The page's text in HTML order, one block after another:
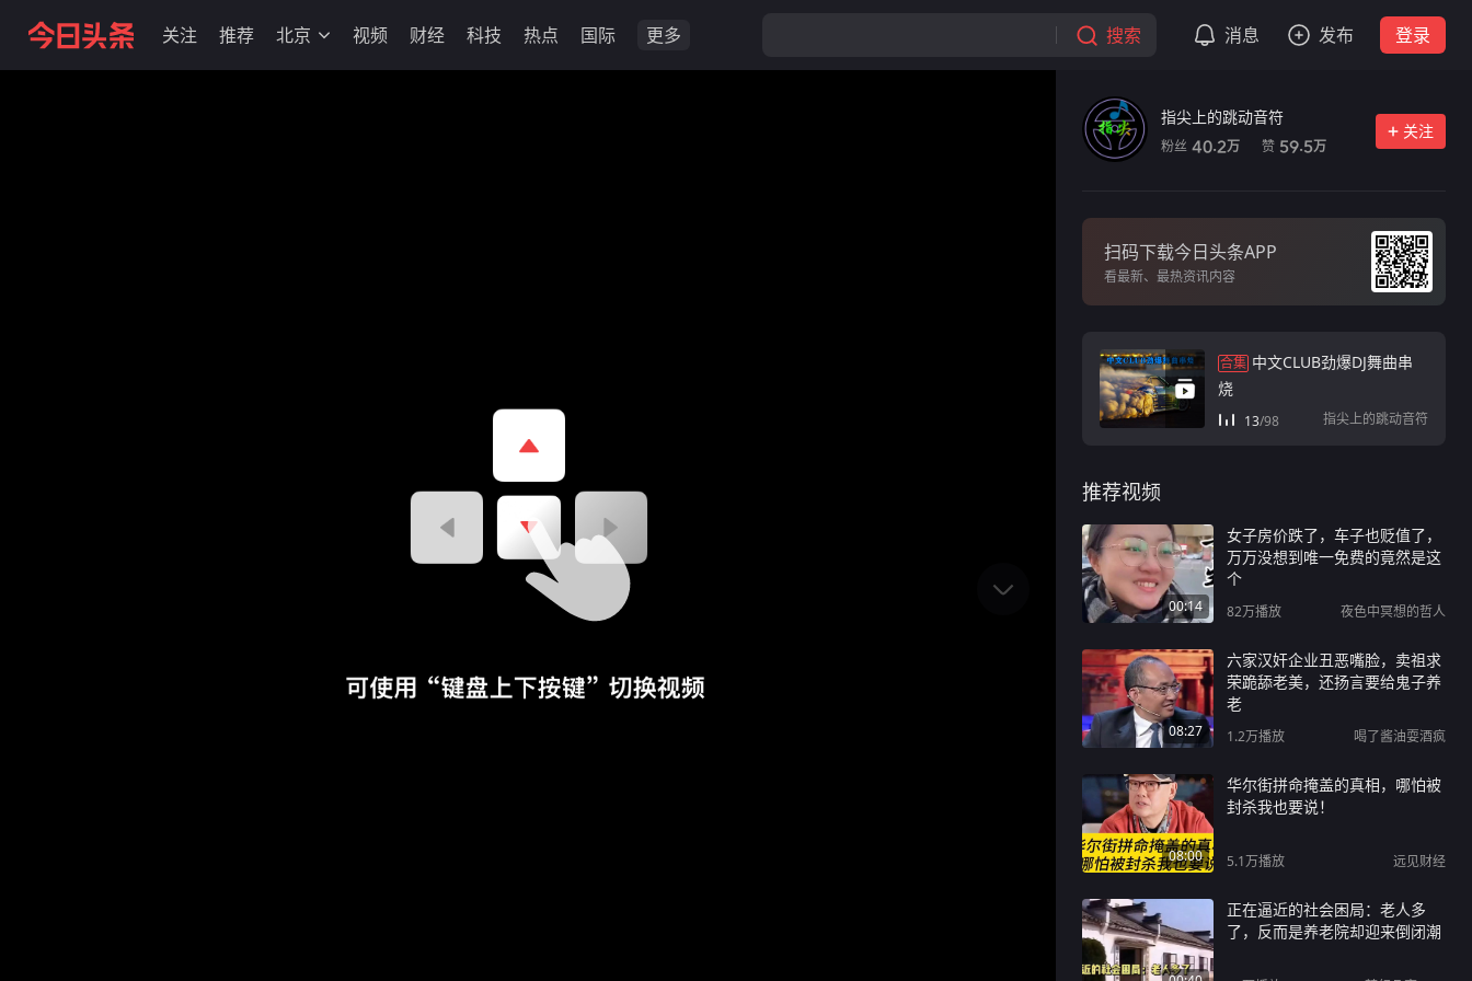
关注 推荐 北京 视频 财经 科技 热点 国际 更多 搜索 消息 发布 登录
指尖上的跳动音符
粉丝 40.2万 赞 59.5万
关注
扫码下载今日头条APP
看最新、最热资讯内容
合集 中文CLUB劲爆DJ舞曲串
烧
13/98 指尖上的跳动音符
推荐视频
00:14
女子房价跌了，车子也贬值了，
万万没想到唯一免费的竟然是这
个
82万播放 夜色中冥想的哲人
08:27
六家汉奸企业丑恶嘴脸，卖祖求
荣跪舔老美，还扬言要给鬼子养
老
1.2万播放 喝了酱油耍酒疯
08:00
华尔街拼命掩盖的真相，哪怕被
封杀我也要说！
5.1万播放 远见财经
正在逼近的社会困局：老人多
了，反而是养老院却迎来倒闭潮